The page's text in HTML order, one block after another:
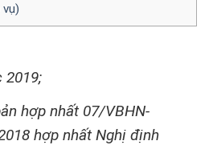
2019;
hợp nhất 07/VBHN-
hợp nhất Nghị định